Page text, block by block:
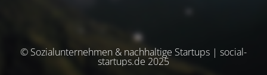
© Sozialunternehmen & nachhaltige Startups | social-
startups.de 2025